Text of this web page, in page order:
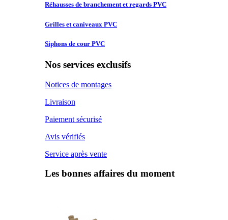
Réhausses de branchement et regards PVC
Grilles et caniveaux PVC
Siphons de cour PVC
Nos services exclusifs
Notices de montages
Livraison
Paiement sécurisé
Avis vérifiés
Service après vente
Les bonnes affaires du moment